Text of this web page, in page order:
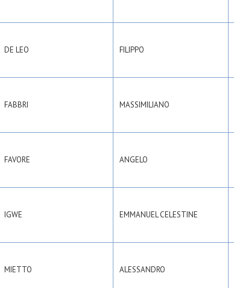
DE LEO FILIPPO
FABBRI MASSIMILIANO
FAVORE ANGELO
IGWE EMMANUEL CELESTINE
MIETTO ALESSANDRO